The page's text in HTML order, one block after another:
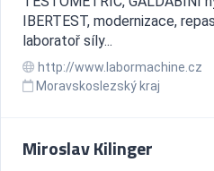
IBERTEST, modernizace,
laboratoř síly...
http://www.labormachine.cz
Moravskoslezský kraj
Miroslav Kilinger